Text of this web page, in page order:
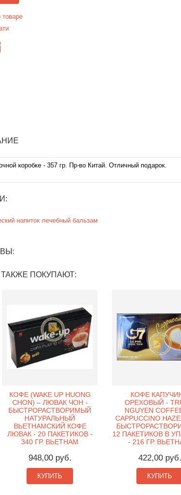
товаре
коробке - 357 гр. Пр-во Китай. Отличный подарок.
напиток лечебный бальзам
ПОКУПАЮТ:
КОФЕ (WAKE UP HUONG
CHON) – ЛЮВАК ЧОН -
БЫСТРОРАСТВОРИМЫЙ
НАТУРАЛЬНЫЙ
ВЬЕТНАМСКИЙ КОФЕ
ЛЮВАК - 20 ПАКЕТИКОВ -
340 ГР. ВЬЕТНАМ
948,00 руб.
КУПИТЬ
КОФЕ
ОРЕХОВЫЙ -
NGUYEN
CAPPUCCINO
12 ПАКЕТИКОВ В
- 216 ГР.
422,00 руб.
КУПИТЬ